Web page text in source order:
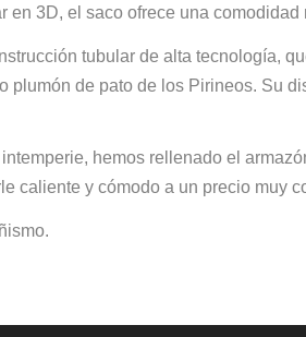
3D, el saco ofrece una
tubular de alta tecnología,
de pato de los Pirineos. Su
hemos rellenado el
caliente y cómodo a un precio muy